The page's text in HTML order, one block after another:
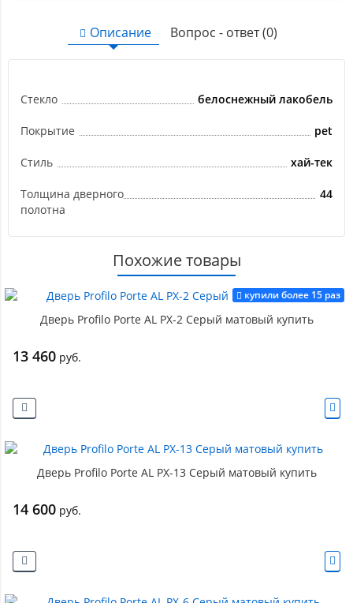
Описание Вопрос - ответ (0)
Стекло белоснежный лакобель
Покрытие pet
Стиль хай-тек
Толщина дверного
полотна
44
Похожие товары
купили более 15 раз
Дверь Profilo Porte AL PX-2 Серый матовый купить
13 460 руб.
Дверь Profilo Porte AL PX-13 Серый матовый купить
14 600 руб.